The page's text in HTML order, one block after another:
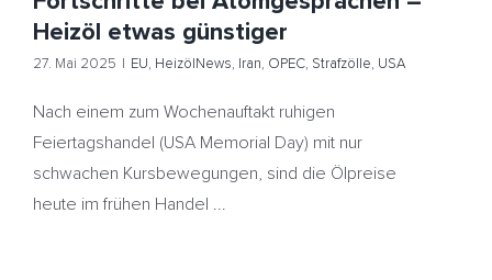
Heizöl etwas günstiger
27. Mai 2025 | EU, HeizölNews, Iran, OPEC, Strafzölle, USA
Nach einem zum Wochenauftakt ruhigen
Feiertagshandel (USA Memorial Day) mit nur
schwachen Kursbewegungen, sind die Ölpreise
heute im frühen Handel ...